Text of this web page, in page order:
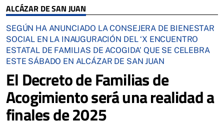
ALCÁZAR DE SAN JUAN
SEGÚN HA ANUNCIADO LA CONSEJERA DE BIENESTAR
SOCIAL EN LA INAUGURACIÓN DEL ‘X ENCUENTRO
ESTATAL DE FAMILIAS DE ACOGIDA’ QUE SE CELEBRA
ESTE SÁBADO EN ALCÁZAR DE SAN JUAN
El Decreto de Familias de
Acogimiento será una realidad a
finales de 2025